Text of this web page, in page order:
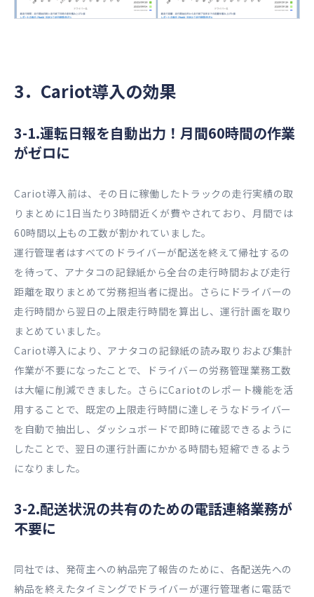
3．Cariot導入の効果
3-1.運転日報を自動出力！月間60時間の作業
がゼロに
Cariot導入前は、その日に稼働したトラックの走行実績の取
りまとめに1日当たり3時間近くが費やされており、月間では
60時間以上もの工数が割かれていました。
運行管理者はすべてのドライバーが配送を終えて帰社するの
を待って、アナタコの記録紙から全台の走行時間および走行
距離を取りまとめて労務担当者に提出。さらにドライバーの
走行時間から翌日の上限走行時間を算出し、運行計画を取り
まとめていました。
Cariot導入により、アナタコの記録紙の読み取りおよび集計
作業が不要になったことで、ドライバーの労務管理業務工数
は大幅に削減できました。さらにCariotのレポート機能を活
用することで、既定の上限走行時間に達しそうなドライバー
を自動で抽出し、ダッシュボードで即時に確認できるように
したことで、翌日の運行計画にかかる時間も短縮できるよう
になりました。
3-2.配送状況の共有のための電話連絡業務が
不要に
同社では、発荷主への納品完了報告のために、各配送先への
納品を終えたタイミングでドライバーが運行管理者に電話で